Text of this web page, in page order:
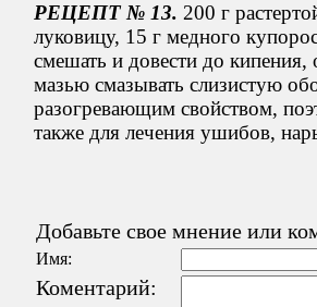
РЕЦЕПТ № 13. 200 г
луковицу, 15 г медного
смешать и довести до
мазью смазывать слизистую
разогревающим свойством,
также для лечения ушибов,
Добавьте свое мнение или
Имя:
Коментарий: